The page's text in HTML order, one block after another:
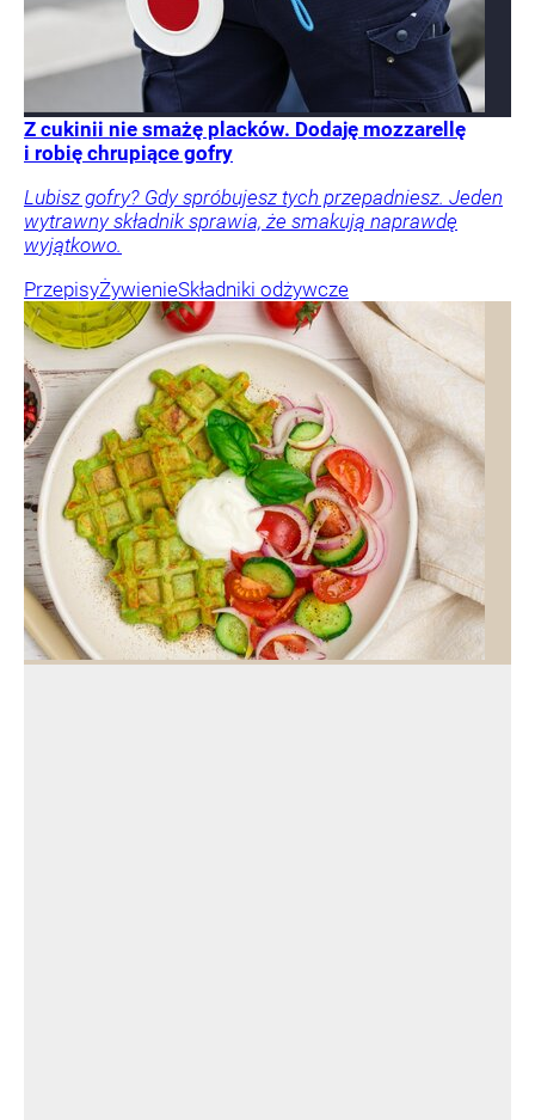
Z cukinii nie smażę placków. Dodaję mozzarellę
i robię chrupiące gofry
Lubisz gofry? Gdy spróbujesz tych przepadniesz. Jeden
wytrawny składnik sprawia, że smakują naprawdę
wyjątkowo.
PrzepisyŻywienieSkładniki odżywcze